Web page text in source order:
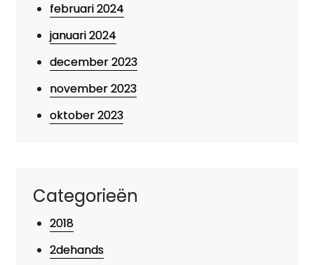
februari 2024
januari 2024
december 2023
november 2023
oktober 2023
Categorieën
2018
2dehands